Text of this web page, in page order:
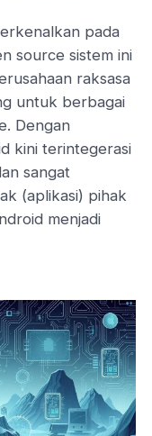
pada
source sistem ini
raksasa
untuk berbagai
Dengan
kini terintegerasi
sangat
(aplikasi) pihak
menjadi